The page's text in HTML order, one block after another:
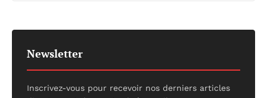
Newsletter
Inscrivez-vous pour recevoir nos derniers articles